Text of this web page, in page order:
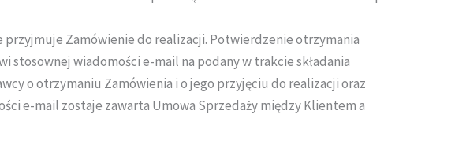
przyjmuje Zamówienie do realizacji. Potwierdzenie otrzymania
stosownej wiadomości e-mail na podany w trakcie składania
o otrzymaniu Zamówienia i o jego przyjęciu do realizacji oraz
e-mail zostaje zawarta Umowa Sprzedaży między Klientem a